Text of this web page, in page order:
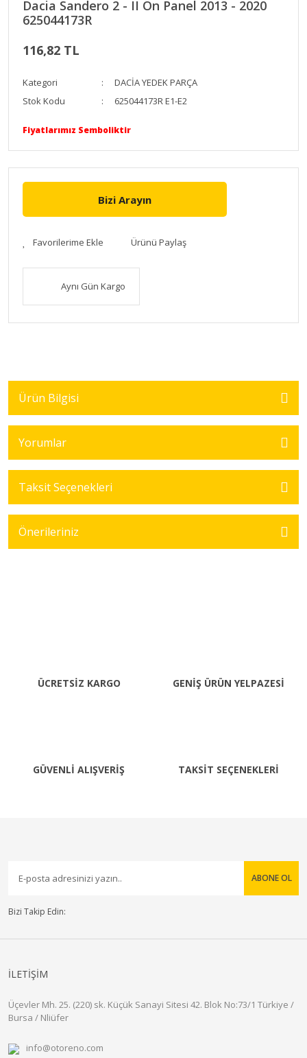
Dacia Sandero 2 - II Ön Panel 2013 - 2020
625044173R
116,82 TL
Kategori
DACİA YEDEK PARÇA
Stok Kodu
625044173R E1-E2
Fiyatlarımız Semboliktir
Bizi Arayın
Ürünü Paylaş
Aynı Gün Kargo
Ürün Bilgisi
Yorumlar
Taksit Seçenekleri
Önerileriniz
ÜCRETSİZ KARGO GENİŞ ÜRÜN YELPAZESİ
GÜVENLİ ALIŞVERİŞ TAKSİT SEÇENEKLERİ
ABONE OL
Bizi Takip Edin:
İLETİŞİM
Üçevler Mh. 25. (220) sk. Küçük Sanayi Sitesi 42. Blok No:73/1 Türkiye /
Bursa / Nliüfer
info@otoreno.com